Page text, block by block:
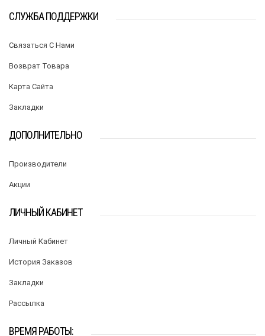
СЛУЖБА ПОДДЕРЖКИ
Связаться С Нами
Возврат Товара
Карта Сайта
Закладки
ДОПОЛНИТЕЛЬНО
Производители
Акции
ЛИЧНЫЙ КАБИНЕТ
Личный Кабинет
История Заказов
Закладки
Рассылка
ВРЕМЯ РАБОТЫ: